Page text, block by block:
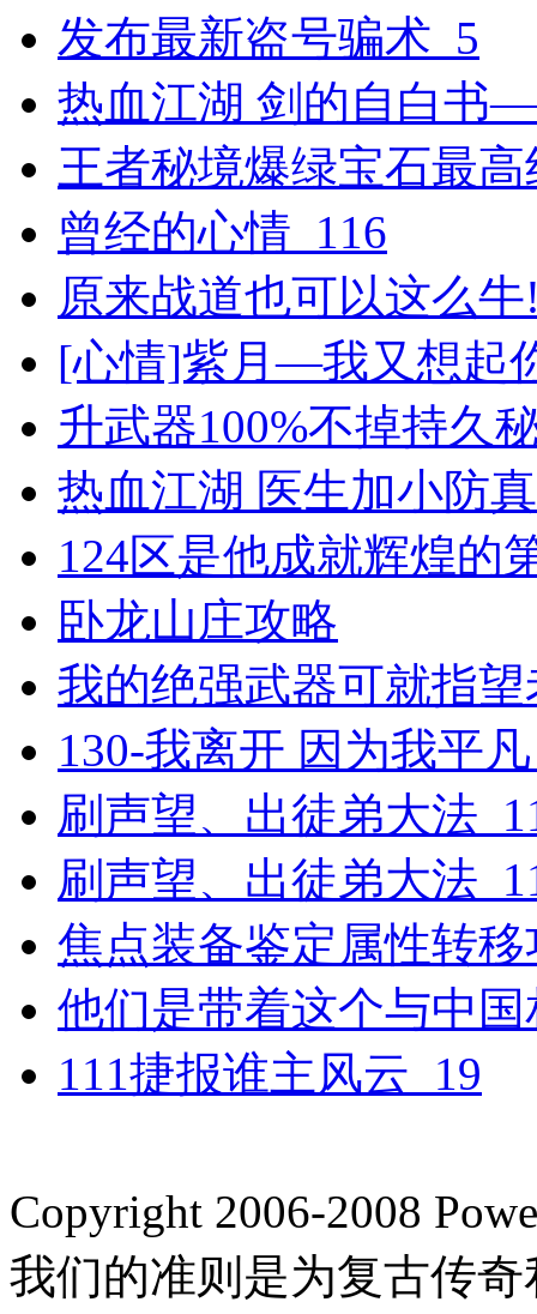
发布最新盗号骗术_5
热血江湖 剑的自白书
王者秘境爆绿宝石最
曾经的心情_116
原来战道也可以这么牛
[心情]紫月―我又想起
升武器100%不掉持久
热血江湖 医生加小防
124区是他成就辉煌的
卧龙山庄攻略
我的绝强武器可就指
130-我离开 因为我平
刷声望、出徒弟大法
刷声望、出徒弟大法
焦点装备鉴定属性转
他们是带着这个与中
111捷报谁主风云_19
Copyright 2006-2008
我们的准则是为复古传